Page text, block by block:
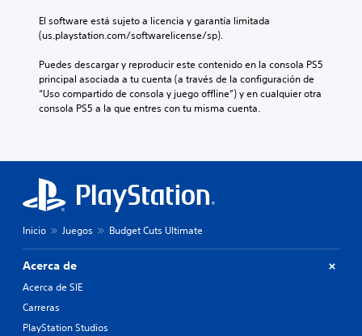
El software está sujeto a licencia y garantía limitada
(us.playstation.com/softwarelicense/sp).
Puedes descargar y reproducir este contenido en la consola PS5
principal asociada a tu cuenta (a través de la configuración de
“Uso compartido de consola y juego offline”) y en cualquier otra
consola PS5 a la que entres con tu misma cuenta.
Inicio Juegos Budget Cuts Ultimate
Acerca de
Acerca de SIE
Carreras
PlayStation Studios